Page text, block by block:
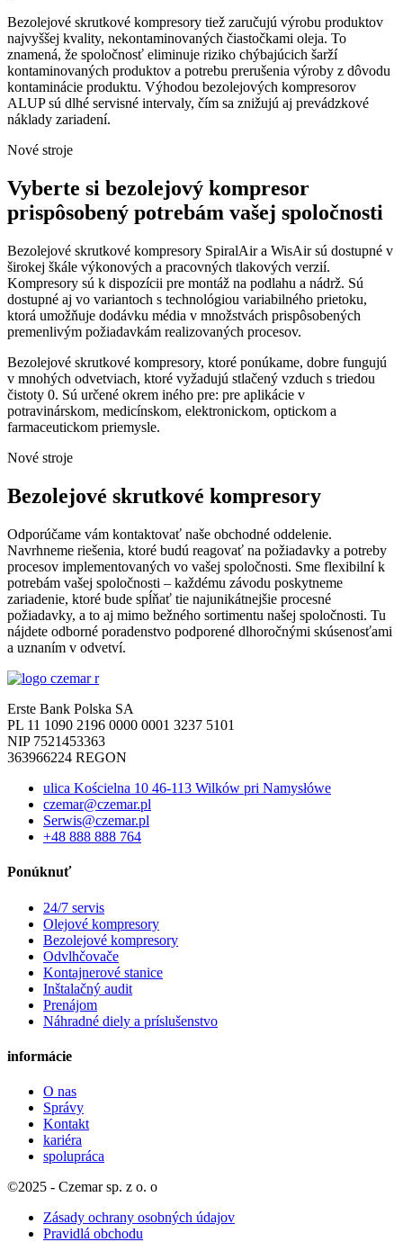
Bezolejové skrutkové kompresory tiež zaručujú výrobu produktov
najvyššej kvality, nekontaminovaných čiastočkami oleja. To
znamená, že spoločnosť eliminuje riziko chýbajúcich šarží
kontaminovaných produktov a potrebu prerušenia výroby z dôvodu
kontaminácie produktu. Výhodou bezolejových kompresorov
ALUP sú dlhé servisné intervaly, čím sa znižujú aj prevádzkové
náklady zariadení.
Nové stroje
Vyberte si bezolejový kompresor
prispôsobený potrebám vašej spoločnosti
Bezolejové skrutkové kompresory SpiralAir a WisAir sú dostupné v
širokej škále výkonových a pracovných tlakových verzií.
Kompresory sú k dispozícii pre montáž na podlahu a nádrž. Sú
dostupné aj vo variantoch s technológiou variabilného prietoku,
ktorá umožňuje dodávku média v množstvách prispôsobených
premenlivým požiadavkám realizovaných procesov.
Bezolejové skrutkové kompresory, ktoré ponúkame, dobre fungujú
v mnohých odvetviach, ktoré vyžadujú stlačený vzduch s triedou
čistoty 0. Sú určené okrem iného pre: pre aplikácie v
potravinárskom, medicínskom, elektronickom, optickom a
farmaceutickom priemysle.
Nové stroje
Bezolejové skrutkové kompresory
Odporúčame vám kontaktovať naše obchodné oddelenie.
Navrhneme riešenia, ktoré budú reagovať na požiadavky a potreby
procesov implementovaných vo vašej spoločnosti. Sme flexibilní k
potrebám vašej spoločnosti – každému závodu poskytneme
zariadenie, ktoré bude spĺňať tie najunikátnejšie procesné
požiadavky, a to aj mimo bežného sortimentu našej spoločnosti. Tu
nájdete odborné poradenstvo podporené dlhoročnými skúsenosťami
a uznaním v odvetví.
Erste Bank Polska SA
PL 11 1090 2196 0000 0001 3237 5101
NIP 7521453363
363966224 REGON
ulica Kościelna 10 46-113 Wilków pri Namysłówe
czemar@czemar.pl
Serwis@czemar.pl
+48 888 888 764
Ponúknuť
24/7 servis
Olejové kompresory
Bezolejové kompresory
Odvlhčovače
Kontajnerové stanice
Inštalačný audit
Prenájom
Náhradné diely a príslušenstvo
informácie
O nas
Správy
Kontakt
kariéra
spolupráca
©2025 - Czemar sp. z o. o
Zásady ochrany osobných údajov
Pravidlá obchodu